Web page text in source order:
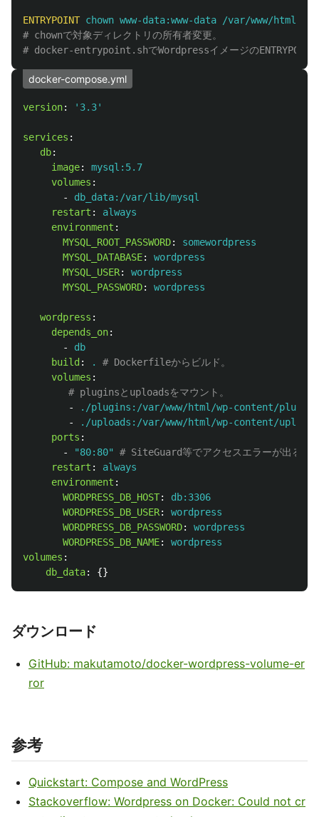
ENTRYPOINT chown www-data:www-data /var/www/
# chownで対象ディレクトリの所有者変更。
# docker-entrypoint.shでWordpressイメージのENTRYPOINT
docker-compose.yml
version: ' 3.3'
services :
db:
image:
mysql:5.7
volumes :
-
db_data:/var/lib/mysql
restart :
always
environment :
MYSQL_ROOT_PASSWORD:
somewordpress
MYSQL_DATABASE:
wordpress
MYSQL_USER:
wordpress
MYSQL_PASSWORD: wordpress
wordpress :
depends_on:
-
db
build : .
# Dockerfileからビルド。
volumes :
# pluginsとuploadsをマウント。
-
./plugins:/var/www/html/wp-content/plugins
-
./uploads:/var/www/html/wp-content/uploads
ports :
-
"80:80"
# SiteGuard等でアクセスエラーが出るの
restart :
always
environment :
WORDPRESS_DB_HOST:
db:3306
WORDPRESS_DB_USER:
wordpress
WORDPRESS_DB_PASSWORD:
wordpress
WORDPRESS_DB_NAME:
wordpress
volumes :
db_data: {}
ダウンロード
GitHub: makutamoto/docker-wordpress-volume-er
ror
参考
Quickstart: Compose and WordPress
Stackoverflow: Wordpress on Docker: Could not cr